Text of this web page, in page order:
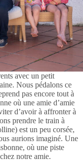
avec un petit
Nous pédalons ce
pas encore tout à
où une amie d’amie
d’avoir à affronter à
prendre le train à
est un peu corsée,
aurions imaginé. Une
où une piste
notre amie.